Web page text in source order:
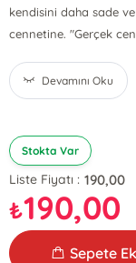
kendisini daha sade
cennetine. "Gerçek
Devamını Oku
Stokta Var
Liste Fiyatı : 190,00
₺190,00
Sepete